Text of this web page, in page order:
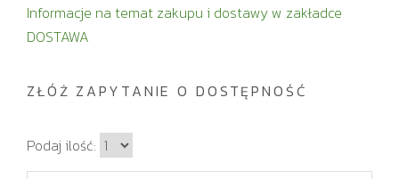
Informacje na temat zakupu i dostawy w zakładce
DOSTAWA
ZŁÓŻ ZAPYTANIE O DOSTĘPNOŚĆ
I
l
Podaj ilość: